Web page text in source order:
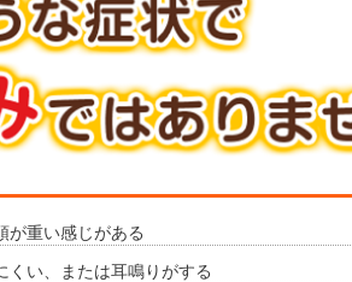
が重い感じがある
くい、または耳鳴りがする